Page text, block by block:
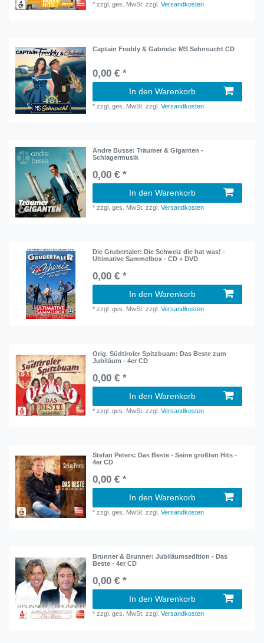
*zzgl. ges. MwSt. zzgl.Versandkosten
Captain Freddy & Gabriela: MS Sehnsucht CD
0,00 € *
In den Warenkorb
*zzgl. ges. MwSt. zzgl.Versandkosten
Andre Busse: Träumer & Giganten -
Schlagermusik
0,00 € *
In den Warenkorb
*zzgl. ges. MwSt. zzgl.Versandkosten
Die Grubertaler: Die Schweiz die hat was! -
Ultimative Sammelbox - CD + DVD
0,00 € *
In den Warenkorb
*zzgl. ges. MwSt. zzgl.Versandkosten
Orig. Südtiroler Spitzbuam: Das Beste zum
Jubiläum - 4er CD
0,00 € *
In den Warenkorb
*zzgl. ges. MwSt. zzgl.Versandkosten
Stefan Peters: Das Beste - Seine größten Hits -
4er CD
0,00 € *
In den Warenkorb
*zzgl. ges. MwSt. zzgl.Versandkosten
Brunner & Brunner: Jubiläumsedition - Das
Beste - 4er CD
0,00 € *
In den Warenkorb
*zzgl. ges. MwSt. zzgl.Versandkosten